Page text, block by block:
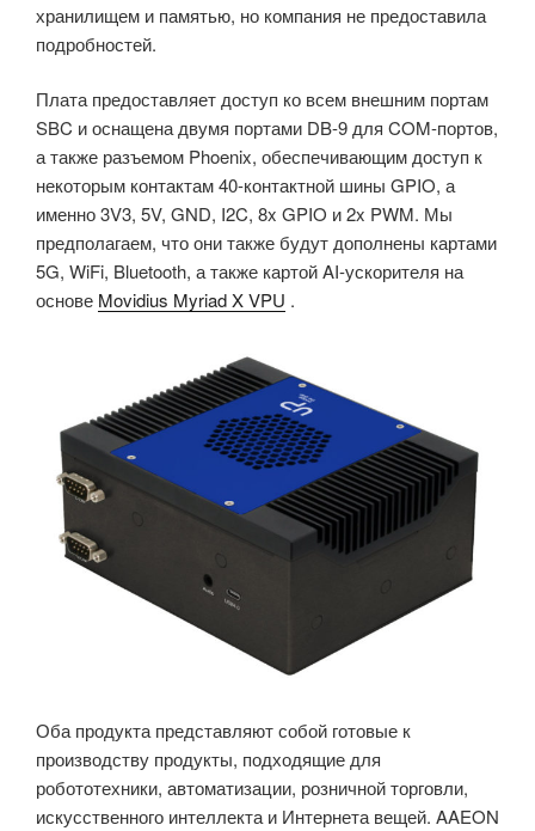
хранилищем и памятью, но компания не предоставила
подробностей.
Плата предоставляет доступ ко всем внешним портам
SBC и оснащена двумя портами DB-9 для COM-портов,
а также разъемом Phoenix, обеспечивающим доступ к
некоторым контактам 40-контактной шины GPIO, а
именно 3V3, 5V, GND, I2C, 8x GPIO и 2x PWM. Мы
предполагаем, что они также будут дополнены картами
5G, WiFi, Bluetooth, а также картой AI-ускорителя на
основе Movidius Myriad X VPU .
Оба продукта представляют собой готовые к
производству продукты, подходящие для
робототехники, автоматизации, розничной торговли,
искусственного интеллекта и Интернета вещей. AAEON